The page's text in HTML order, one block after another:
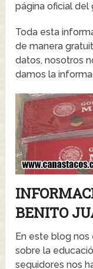
página oficial del
Toda esta
de manera
datos, nosotros
damos la
BENITO
En este blog
sobre la
seguidores nos